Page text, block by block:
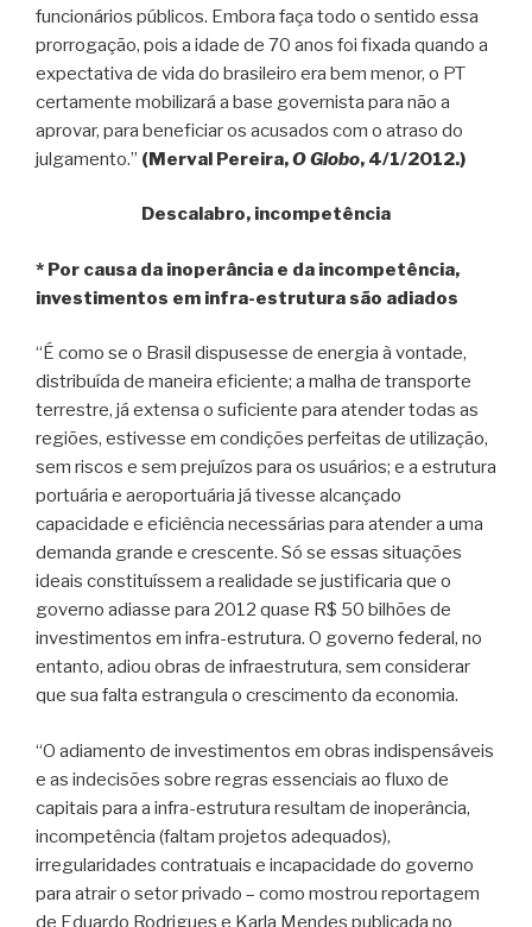
funcionários públicos. Embora faça todo o sentido essa
prorrogação, pois a idade de 70 anos foi fixada quando a
expectativa de vida do brasileiro era bem menor, o PT
certamente mobilizará a base governista para não a
aprovar, para beneficiar os acusados com o atraso do
julgamento.” (Merval Pereira,O Globo, 4/1/2012.)
Descalabro, incompetência
* Por causa da inoperância e da incompetência,
investimentos em infra-estrutura são adiados
“É como se o Brasil dispusesse de energia à vontade,
distribuída de maneira eficiente; a malha de transporte
terrestre, já extensa o suficiente para atender todas as
regiões, estivesse em condições perfeitas de utilização,
sem riscos e sem prejuízos para os usuários; e a estrutura
portuária e aeroportuária já tivesse alcançado
capacidade e eficiência necessárias para atender a uma
demanda grande e crescente. Só se essas situações
ideais constituíssem a realidade se justificaria que o
governo adiasse para 2012 quase R$ 50 bilhões de
investimentos em infra-estrutura. O governo federal, no
entanto, adiou obras de infraestrutura, sem considerar
que sua falta estrangula o crescimento da economia.
“O adiamento de investimentos em obras indispensáveis
e as indecisões sobre regras essenciais ao fluxo de
capitais para a infra-estrutura resultam de inoperância,
incompetência (faltam projetos adequados),
irregularidades contratuais e incapacidade do governo
para atrair o setor privado – como mostrou reportagem
de Eduardo Rodrigues e Karla Mendes publicada no